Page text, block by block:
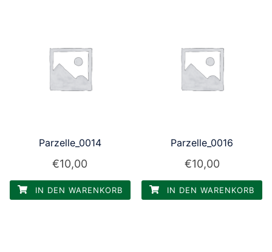
Parzelle_0014
€10,00
IN DEN WARENKORB
Parzelle_0016
€10,00
IN DEN WARENKORB